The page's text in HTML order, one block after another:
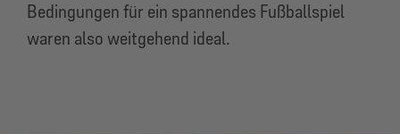
Bedingungen für ein spannendes Fußballspiel
waren also weitgehend ideal.